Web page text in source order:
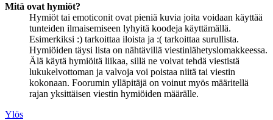
Mitä ovat hymiöt?
Hymiöt tai emoticonit ovat pieniä kuvia joita voidaan käyttää
tunteiden ilmaisemiseen lyhyitä koodeja käyttämällä.
Esimerkiksi :) tarkoittaa iloista ja :( tarkoittaa surullista.
Hymiöiden täysi lista on nähtävillä viestinlähetyslomakkeessa.
Älä käytä hymiöitä liikaa, sillä ne voivat tehdä viestistä
lukukelvottoman ja valvoja voi poistaa niitä tai viestin
kokonaan. Foorumin ylläpitäjä on voinut myös määritellä
rajan yksittäisen viestin hymiöiden määrälle.
Ylös